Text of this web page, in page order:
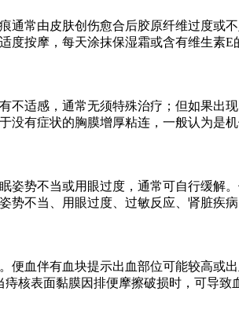
常由皮肤创伤愈合后胶原纤维过度或
按摩，每天涂抹保湿霜或含有维生素
适感，通常无须特殊治疗；但如果出
有症状的胸膜增厚粘连，一般认为是
势不当或用眼过度，通常可自行缓解
不当、用眼过度、过敏反应、肾脏疾
血伴有血块提示出血部位可能较高或
核表面黏膜因排便摩擦破损时，可导